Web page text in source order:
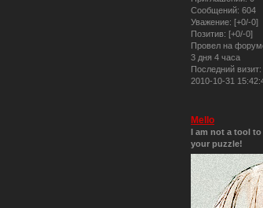
Сообщений: 604
Уважение: [+0/-0]
Позитив: [+0/-0]
Провел на
3 дня 4 часа
Последний визит:
2010-10-31
Mello
I am not a tool
your puzzle!